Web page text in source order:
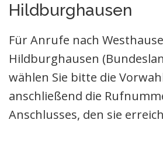
Hildburghausen
Für Anrufe nach
Hildburghausen
wählen Sie bitte die
anschließend die
Anschlusses, den sie